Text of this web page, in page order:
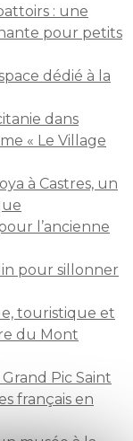
: une
pour petits
dédié à la
dans
« Le Village
à Castres, un
l’ancienne
pour sillonner
touristique et
du Mont
Pic Saint
français en